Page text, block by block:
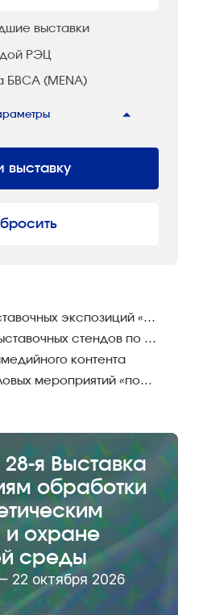
выставки
РЭЦ
БВСА (MENA)
выставку
Организация выставочных экспозиций «под ключ»
Строительство выставочных стендов по всему миру
контента
Организация деловых мероприятий «под ключ»
28-я Выставка
обработки
и охране
среды
22 октября 2026